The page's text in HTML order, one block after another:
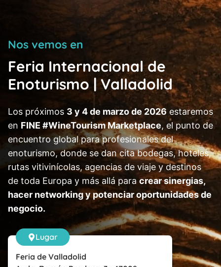
Nos vemos en
Feria Internacional de
Enoturismo | Valladolid
Los próximos 3 y 4 de marzo de 2026 estaremos
en FINE #WineTourism Marketplace, el punto de
encuentro global para profesionales del
enoturismo, donde se dan cita bodegas, hoteles,
rutas vitivinícolas, agencias de viaje y destinos
de toda Europa y más allá para crear sinergias,
hacer networking y potenciar oportunidades de
negocio.
Lugar
Feria de Valladolid